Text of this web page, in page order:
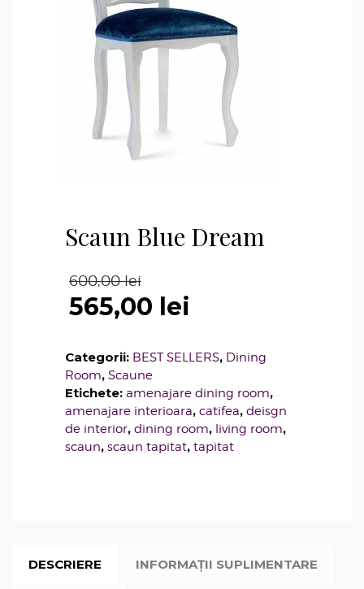
Scaun Blue Dream
600,00lei
inițial
a
600,00 lei.
565,00 lei
Prețul
este:
565,00 lei.
Categorii: BEST SELLERS, Dining
Room, Scaune
Etichete: amenajare dining room,
amenajare interioara, catifea, deisgn
de interior, dining room, living room,
scaun, scaun tapitat, tapitat
DESCRIERE INFORMAȚII SUPLIMENTARE